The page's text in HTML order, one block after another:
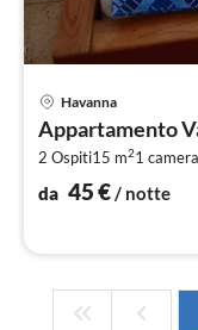
Havanna
Appartamento
2 Ospiti15 m21
da 45€/ notte